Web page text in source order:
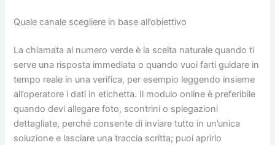
Quale canale scegliere in base all’obiettivo
La chiamata al numero verde è la scelta naturale quando ti
serve una risposta immediata o quando vuoi farti guidare in
tempo reale in una verifica, per esempio leggendo insieme
all’operatore i dati in etichetta. Il modulo online è preferibile
quando devi allegare foto, scontrini o spiegazioni
dettagliate, perché consente di inviare tutto in un’unica
soluzione e lasciare una traccia scritta; puoi aprirlo